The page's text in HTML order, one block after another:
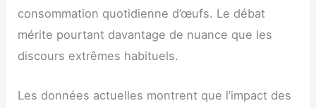
consommation quotidienne d’œufs. Le débat
mérite pourtant davantage de nuance que les
discours extrêmes habituels.
Les données actuelles montrent que l’impact des